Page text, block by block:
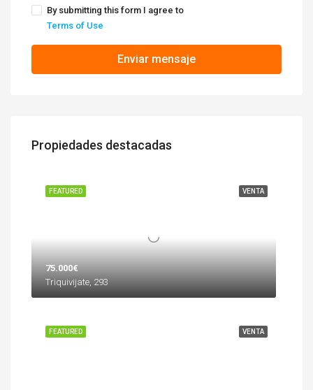
By submitting this form I agree to
Terms of Use
Enviar mensaje
Propiedades destacadas
VENTA
FEATURED
75.000€
Triquivijate, 293
VENTA
FEATURED